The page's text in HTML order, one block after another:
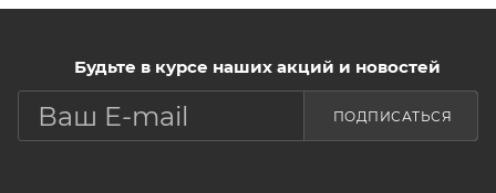
провисания, сухости и недостатка эластичности.
впитывается в кожу, не оставляя
Будьте в курсе наших акций и новостей
ПОДПИСАТЬСЯ